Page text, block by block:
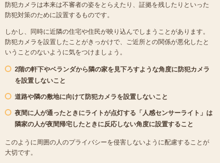
防犯カメラは本来は不審者の姿をとらえたり、証拠を残したりといった
防犯対策のために設置するものです。
しかし、同時に近隣の住宅や住民が映り込んでしまうことがあります。
防犯カメラを設置したことがきっかけで、ご近所との関係が悪化したと
いうことのないように気をつけましょう。
2階の軒下やベランダから隣の家を見下ろすような角度に防犯カメラ
を設置しないこと
道路や隣の敷地に向けて防犯カメラを設置しないこと
夜間に人が通ったときにライトが点灯する「人感センサーライト」は
隣家の人が夜間帰宅したときに反応しない角度に設置すること
このように周囲の人のプライバシーを侵害しないように配慮することが
大切です。